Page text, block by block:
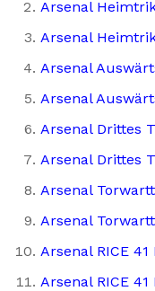
Arsenal
Arsenal
Arsenal
Arsenal
Arsenal Drittes
Arsenal Drittes
Arsenal
Arsenal
Arsenal RICE
Arsenal RICE